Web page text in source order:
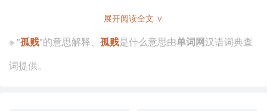
为中性和积极的表达方式。
示例句子：
展开阅读全文 ∨
※ "孤贱"的意思解释、 孤贱是什么意思由单词网汉语词典查
词提供。